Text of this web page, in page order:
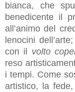
bianca, che
benedicente il
all’animo del
lenocini
con il volto
reso
i tempi. Come
artistico, la